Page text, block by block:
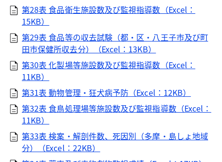
第28表 食品衛生施設数及び監視指導数（Excel：
15KB）
第29表 食品等の収去試験（都・区・八王子市及び町
田市保健所収去分）（Excel：13KB）
第30表 化製場等施設数及び監視指導数（Excel：
11KB）
第31表 動物管理・狂犬病予防（Excel：12KB）
第32表 食鳥処理場等施設数及び監視指導数（Excel：
11KB）
第33表 検案・解剖件数、死因別（多摩・島しょ地域
分）（Excel：22KB）